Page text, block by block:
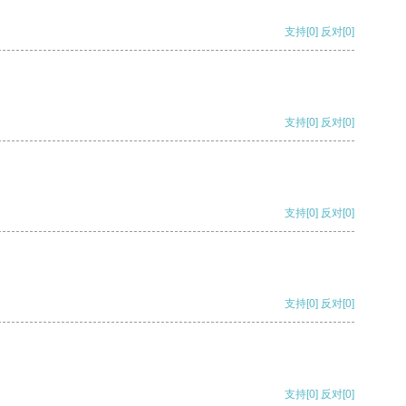
支持[0] 反对[0]
支持[0] 反对[0]
支持[0] 反对[0]
支持[0] 反对[0]
支持[0] 反对[0]